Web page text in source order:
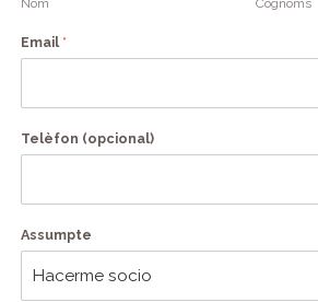
Nom Cognoms
Email *
Telèfon (opcional)
Assumpte